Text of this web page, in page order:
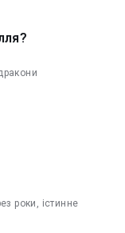
роки, істинне